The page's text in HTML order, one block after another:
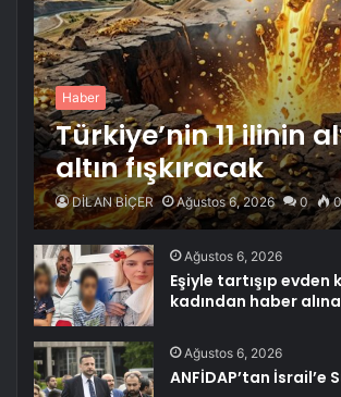
Haber
Türkiye’nin 11 ilinin
altın fışkıracak
DİLAN BİÇER Ağustos 6, 2026 0
Ağustos 6, 2026
Eşiyle tartışıp evden
kadından haber
Ağustos 6, 2026
ANFİDAP’tan İsrail’e